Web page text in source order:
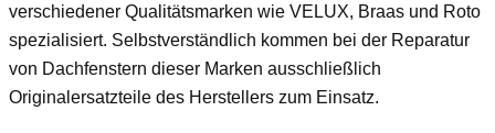
verschiedener Qualitätsmarken wie VELUX, Braas und Roto
spezialisiert. Selbstverständlich kommen bei der Reparatur
von Dachfenstern dieser Marken ausschließlich
Originalersatzteile des Herstellers zum Einsatz.